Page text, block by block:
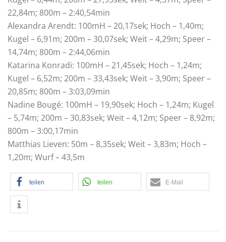
22,84m; 800m – 2:40,54min
Alexandra Arendt: 100mH – 20,17sek; Hoch – 1,40m;
Kugel – 6,91m; 200m – 30,07sek; Weit – 4,29m; Speer –
14,74m; 800m – 2:44,06min
Katarina Konradi: 100mH – 21,45sek; Hoch – 1,24m;
Kugel – 6,52m; 200m – 33,43sek; Weit – 3,90m; Speer –
20,85m; 800m – 3:03,09min
Nadine Bougé: 100mH – 19,90sek; Hoch – 1,24m; Kugel
– 5,74m; 200m – 30,83sek; Weit – 4,12m; Speer – 8,92m;
800m – 3:00,17min
Matthias Lieven: 50m – 8,35sek; Weit – 3,83m; Hoch –
1,20m; Wurf – 43,5m
teilen teilen E-Mail